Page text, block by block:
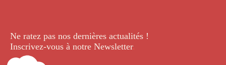
Ne ratez pas nos dernières actualités !
Inscrivez-vous à notre Newsletter.